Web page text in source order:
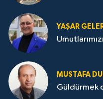
YAŞAR
MUSTAFA
Güldürmek